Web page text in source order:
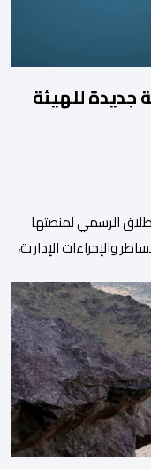
للهيئة
الرسمي لمنصتها
والإجراءات الإدارية،
وذكر بلاغ للهيئة أن
الرامية إلى التحديث